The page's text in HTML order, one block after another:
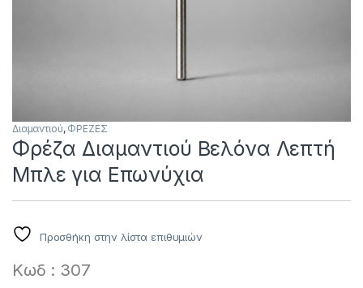
Διαμαντιού, ΦΡΕΖΕΣ
Φρέζα Διαμαντιού Βελόνα Λεπτή
Μπλε για Επωνύχια
Προσθήκη στην λίστα επιθυμιών
Κωδ : 307